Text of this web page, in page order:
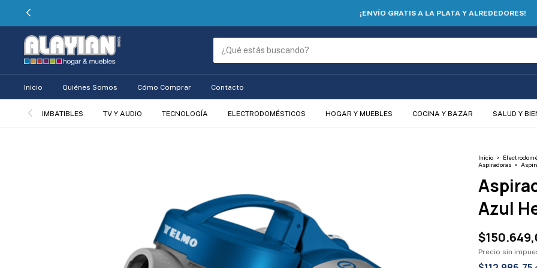
¡ENVÍO GRATIS A LA PLATA Y ALREDEDORES!
Inicio Quiénes Somos Cómo Comprar Contacto
IMBATIBLES TV Y AUDIO TECNOLOGÍA ELECTRODOMÉSTICOS HOGAR Y MUEBLES COCINA Y BAZAR SALUD Y
Inicio >
Aspiradoras >
Azul
Precio sin